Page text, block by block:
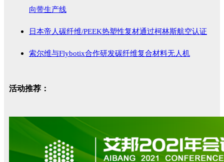
向带生产线
日本帝人碳纤维/PEEK热塑性复材通过柯林斯航空认证
索尔维与Flybotix合作研发碳纤维复合材料无人机
活动推荐：